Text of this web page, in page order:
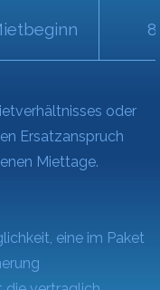
oder
Ersatzanspruch
Miettage.
eine im Paket